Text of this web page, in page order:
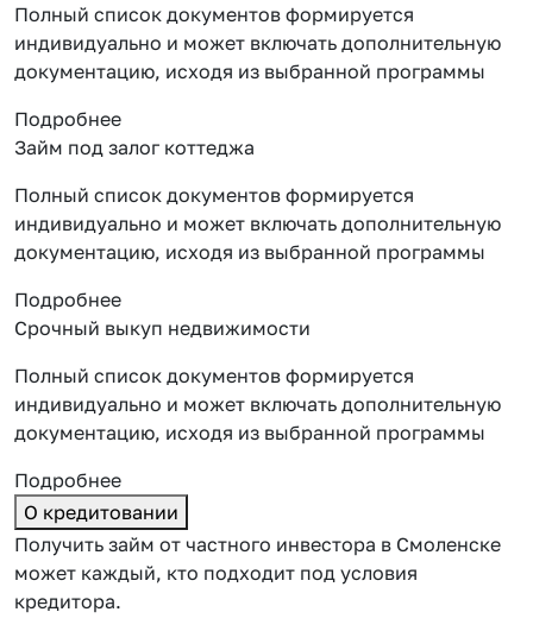
Полный список документов формируется
индивидуально и может включать дополнительную
документацию, исходя из выбранной программы
Подробнее
Займ под залог коттеджа
Полный список документов формируется
индивидуально и может включать дополнительную
документацию, исходя из выбранной программы
Подробнее
Срочный выкуп недвижимости
Полный список документов формируется
индивидуально и может включать дополнительную
документацию, исходя из выбранной программы
Подробнее
О кредитовании
Получить займ от частного инвестора в Смоленске
может каждый, кто подходит под условия
кредитора.